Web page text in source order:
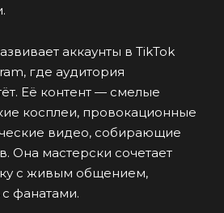
аккаунты в TikTok
где аудитория
Её контент — смелые
косплеи, провокационные
видео, собирающие
Она мастерски сочетает
с живым общением,
с фанатами.